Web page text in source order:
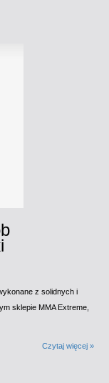
z solidnych i
sklepie MMA Extreme,
Czytaj więcej »